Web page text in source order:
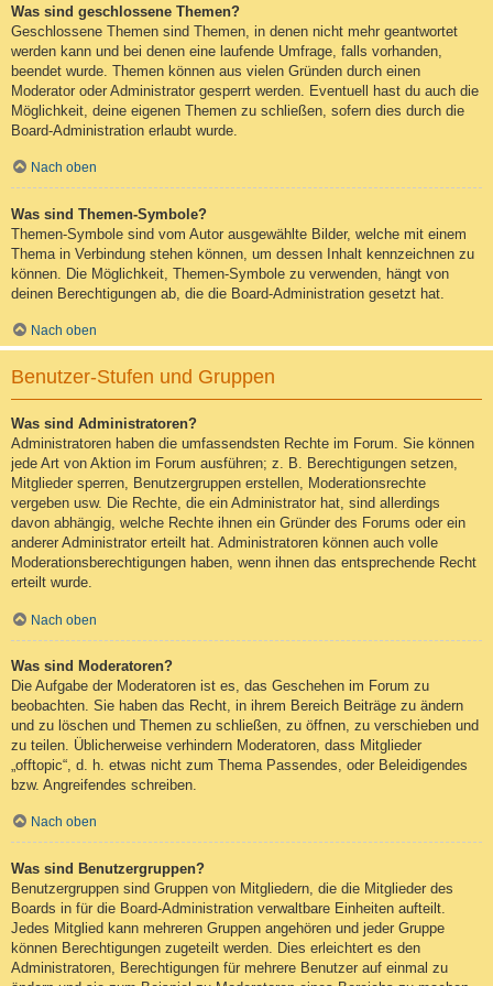
Was sind geschlossene Themen?
Geschlossene Themen sind Themen, in denen nicht mehr geantwortet
werden kann und bei denen eine laufende Umfrage, falls vorhanden,
beendet wurde. Themen können aus vielen Gründen durch einen
Moderator oder Administrator gesperrt werden. Eventuell hast du auch die
Möglichkeit, deine eigenen Themen zu schließen, sofern dies durch die
Board-Administration erlaubt wurde.
Nach oben
Was sind Themen-Symbole?
Themen-Symbole sind vom Autor ausgewählte Bilder, welche mit einem
Thema in Verbindung stehen können, um dessen Inhalt kennzeichnen zu
können. Die Möglichkeit, Themen-Symbole zu verwenden, hängt von
deinen Berechtigungen ab, die die Board-Administration gesetzt hat.
Nach oben
Benutzer-Stufen und Gruppen
Was sind Administratoren?
Administratoren haben die umfassendsten Rechte im Forum. Sie können
jede Art von Aktion im Forum ausführen; z. B. Berechtigungen setzen,
Mitglieder sperren, Benutzergruppen erstellen, Moderationsrechte
vergeben usw. Die Rechte, die ein Administrator hat, sind allerdings
davon abhängig, welche Rechte ihnen ein Gründer des Forums oder ein
anderer Administrator erteilt hat. Administratoren können auch volle
Moderationsberechtigungen haben, wenn ihnen das entsprechende Recht
erteilt wurde.
Nach oben
Was sind Moderatoren?
Die Aufgabe der Moderatoren ist es, das Geschehen im Forum zu
beobachten. Sie haben das Recht, in ihrem Bereich Beiträge zu ändern
und zu löschen und Themen zu schließen, zu öffnen, zu verschieben und
zu teilen. Üblicherweise verhindern Moderatoren, dass Mitglieder
„offtopic“, d. h. etwas nicht zum Thema Passendes, oder Beleidigendes
bzw. Angreifendes schreiben.
Nach oben
Was sind Benutzergruppen?
Benutzergruppen sind Gruppen von Mitgliedern, die die Mitglieder des
Boards in für die Board-Administration verwaltbare Einheiten aufteilt.
Jedes Mitglied kann mehreren Gruppen angehören und jeder Gruppe
können Berechtigungen zugeteilt werden. Dies erleichtert es den
Administratoren, Berechtigungen für mehrere Benutzer auf einmal zu